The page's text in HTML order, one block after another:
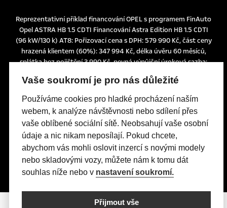
Reprezentativní příklad financování OPEL s programem FinAuto
Opel ASTRA HB 1.5 CDTI Financování Astra Edition HB 1.5 CDTI
(96 kW/130 k) AT8: Pořizovací cena s DPH: 579 990 Kč, část ceny
hrazená klientem (60%): 347 994 Kč, délka úvěru 60 měsíců,
splátka bez pojištění 3.990 Kč, pevná výpůjční úroková sazba:
právnické osoby a platí do 30. 6. 2026 nebo do odvolání.
Tato nabídka je pouze indikativní, není návrhem na uzavření
smlouvy a nelze z ní proto dovozovat povinnost společnosti
uskutečnit jakékoliv transakce.
Poskytovatelem financování je UniCredit Leasing CZ, a.s.,
Želetavská 1525/1, 140 10 Praha 4, IČO: 15886492
Vaše soukromí je pro nás důležité
Používáme cookies pro hladké procházení naším
webem, k analýze návštěvnosti nebo sdílení přes
vaše oblíbené sociální sítě. Neobsahují vaše osobní
údaje a nic nikam neposílají. Pokud chcete,
abychom vás mohli oslovit inzercí s novými modely
nebo skladovými vozy, můžete nám k tomu dát
souhlas níže nebo v nastavení soukromí.
Přijmout vše